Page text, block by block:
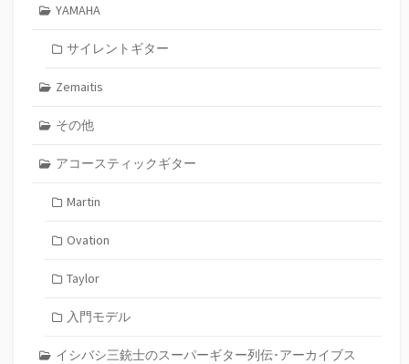
YAMAHA
サイレントギター
Zemaitis
その他
アコースティックギター
Martin
Ovation
Taylor
入門モデル
イシバシ三銃士のスーパーギター列伝･アーカイブス